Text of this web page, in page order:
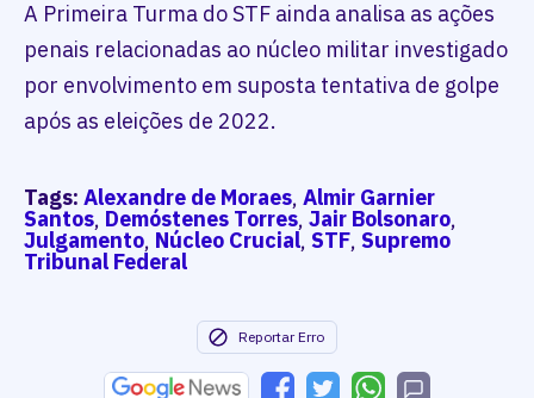
A Primeira Turma do STF ainda analisa as ações
penais relacionadas ao núcleo militar investigado
por envolvimento em suposta tentativa de golpe
após as eleições de 2022.
Tags: Alexandre de Moraes, Almir Garnier
Santos, Demóstenes Torres, Jair Bolsonaro,
Julgamento, Núcleo Crucial, STF, Supremo
Tribunal Federal
Reportar Erro